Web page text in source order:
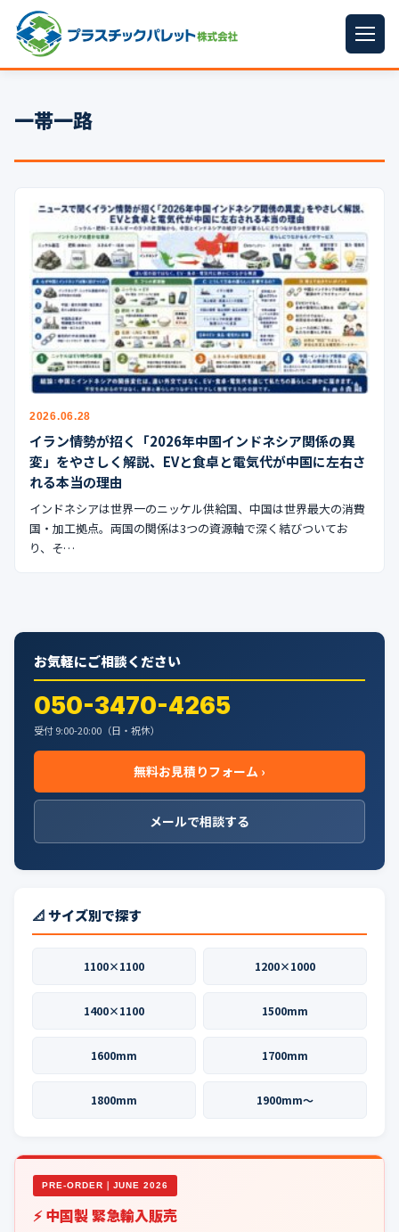
パレットサイズ
プラパレット ▼
コンテナ
中古パレット
再生原料 ▼
梱包資材
イラン情勢まとめ
公式ブログ
会社案内
🇺🇸🇰🇷🇹🇼🇻🇳
一帯一路
2026.06.28
イラン情勢が招く「2026年中国インドネシア関係の異
変」をやさしく解説、EVと食卓と電気代が中国に左右さ
れる本当の理由
インドネシアは世界一のニッケル供給国、中国は世界最大の消費
国・加工拠点。両国の関係は3つの資源軸で深く結びついてお
り、そ…
お気軽にご相談ください
050-3470-4265
受付 9:00-20:00（日・祝休）
無料お見積りフォーム ›
メールで相談する
📐 サイズ別で探す
1100×1100 1200×1000
1400×1100 1500mm
1600mm 1700mm
1800mm 1900mm〜
PRE-ORDER｜JUNE 2026
⚡ 中国製 緊急輸入販売